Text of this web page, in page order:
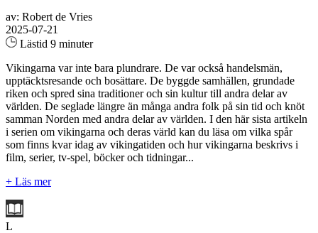
av: Robert de Vries
2025-07-21
Lästid 9 minuter
Vikingarna var inte bara plundrare. De var också handelsmän,
upptäcktsresande och bosättare. De byggde samhällen, grundade
riken och spred sina traditioner och sin kultur till andra delar av
världen. De seglade längre än många andra folk på sin tid och knöt
samman Norden med andra delar av världen. I den här sista artikeln
i serien om vikingarna och deras värld kan du läsa om vilka spår
som finns kvar idag av vikingatiden och hur vikingarna beskrivs i
film, serier, tv-spel, böcker och tidningar...
+ Läs mer
L